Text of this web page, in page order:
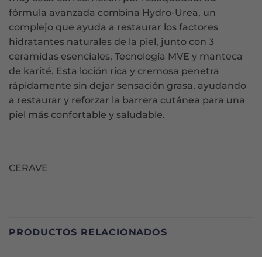
fórmula avanzada combina Hydro-Urea, un
complejo que ayuda a restaurar los factores
hidratantes naturales de la piel, junto con 3
ceramidas esenciales, Tecnología MVE y manteca
de karité. Esta loción rica y cremosa penetra
rápidamente sin dejar sensación grasa, ayudando
a restaurar y reforzar la barrera cutánea para una
piel más confortable y saludable.
CERAVE
PRODUCTOS RELACIONADOS